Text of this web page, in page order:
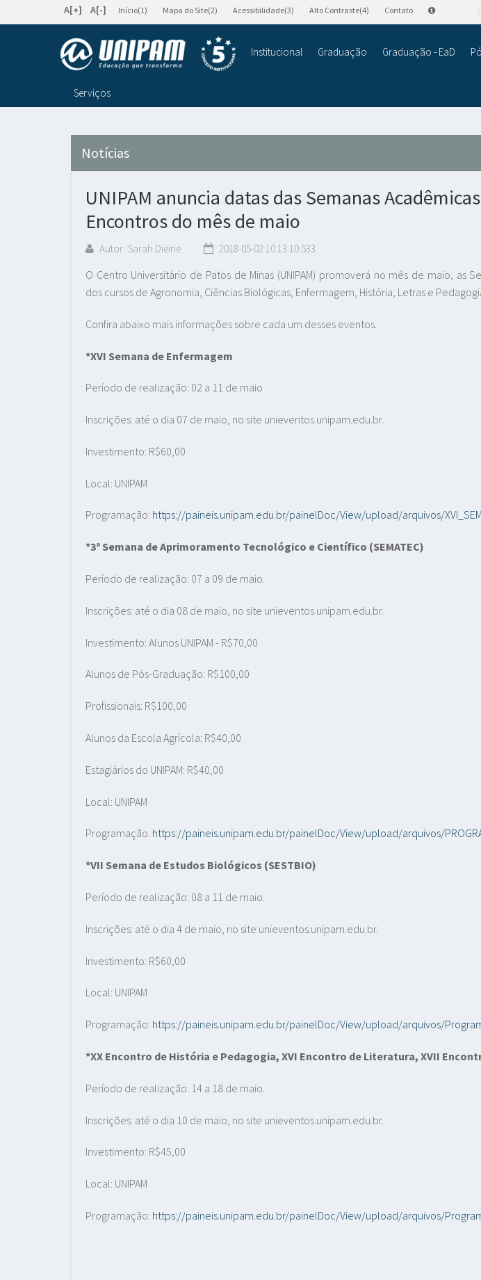
A[+] A[-] Início(1) Mapa do Site(2) Acessibilidade(3) Alto Contraste(4) Contato
Institucional Graduação Graduação - EaD
Serviços
Notícias
UNIPAM anuncia datas das Semanas
Encontros do mês de maio
Autor: Sarah Dieine 2018-05-02 10:13:10.533
O Centro Universitário de Patos de Minas (UNIPAM) promoverá no mês de maio, as
dos cursos de Agronomia, Ciências Biológicas, Enfermagem, História, Letras e
Confira abaixo mais informações sobre cada um desses eventos.
*XVI Semana de Enfermagem
Período de realização: 02 a 11 de maio
Inscrições: até o dia 07 de maio, no site unieventos.unipam.edu.br.
Investimento: R$60,00
Local: UNIPAM
Programação: https://paineis.unipam.edu.br/painelDoc/View/upload/arquivos/
*3ª Semana de Aprimoramento Tecnológico e Científico (SEMATEC)
Período de realização: 07 a 09 de maio.
Inscrições: até o dia 08 de maio, no site unieventos.unipam.edu.br.
Investimento: Alunos UNIPAM - R$70,00
Alunos de Pós-Graduação: R$100,00
Profissionais: R$100,00
Alunos da Escola Agrícola: R$40,00
Estagiários do UNIPAM: R$40,00
Local: UNIPAM
Programação: https://paineis.unipam.edu.br/painelDoc/View/upload/arquivos/
*VII Semana de Estudos Biológicos (SESTBIO)
Período de realização: 08 a 11 de maio.
Inscrições: até o dia 4 de maio, no site unieventos.unipam.edu.br.
Investimento: R$60,00
Local: UNIPAM
Programação: https://paineis.unipam.edu.br/painelDoc/View/upload/arquivos/
*XX Encontro de História e Pedagogia, XVI Encontro de Literatura, XVII
Período de realização: 14 a 18 de maio.
Inscrições: até o dia 10 de maio, no site unieventos.unipam.edu.br.
Investimento: R$45,00
Local: UNIPAM
Programação: https://paineis.unipam.edu.br/painelDoc/View/upload/arquivos/